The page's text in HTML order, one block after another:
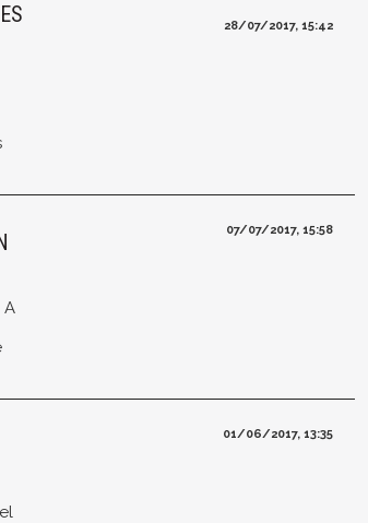
28/07/2017, 15:42
A
07/07/2017, 15:58
01/06/2017, 13:35